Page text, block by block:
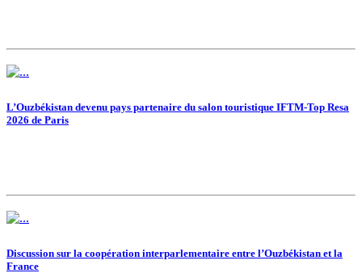
L’Ouzbékistan devenu pays partenaire du salon touristique IFTM-Top Resa
2026 de Paris
Discussion sur la coopération interparlementaire entre l’Ouzbékistan et la
France